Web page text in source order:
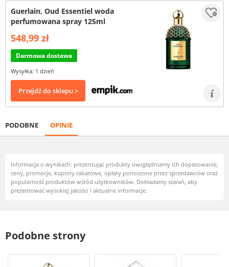
Guerlain, Oud Essentiel woda
perfumowana spray 125ml
548,99 zł
Darmowa dostawa
Wysyłka: 1 dzień
Przejdź do sklepu >
PODOBNE OPINIE
Informacja o wynikach: prezentując produkty uwzględniamy ich dopasowanie,
ceny, promocje, kupony rabatowe, opłaty ponoszone przez sprzedawców oraz
popularność produktów wśród użytkowników. Dokładamy starań, aby
prezentować wysokiej jakości i aktualne informacje.
Podobne strony